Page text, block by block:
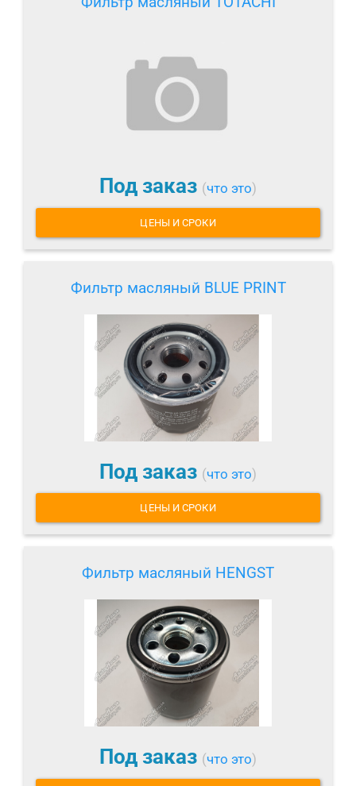
Под заказ (что это)
ЦЕНЫ И СРОКИ
Фильтр масляный BLUE PRINT
Под заказ (что это)
ЦЕНЫ И СРОКИ
Фильтр масляный HENGST
Под заказ (что это)